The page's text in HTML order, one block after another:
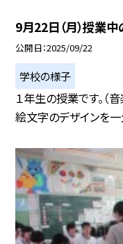
9月22日（月）授業
公開日 2025/09/22
学校の様子
１年生の授業です。（
絵文字のデザインを